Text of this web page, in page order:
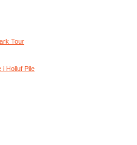
Tour
i Holluf Pile